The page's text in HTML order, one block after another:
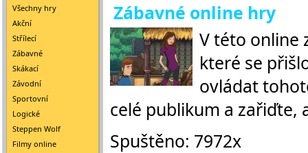
Všechny hry
Akční
Střílecí
Zábavné
Skákací
Závodní
Sportovní
Logické
Steppen Wolf
Filmy online
Zábavné online hry
V této online
které se
ovládat
celé publikum a zařiďte,
Spuštěno: 7972x